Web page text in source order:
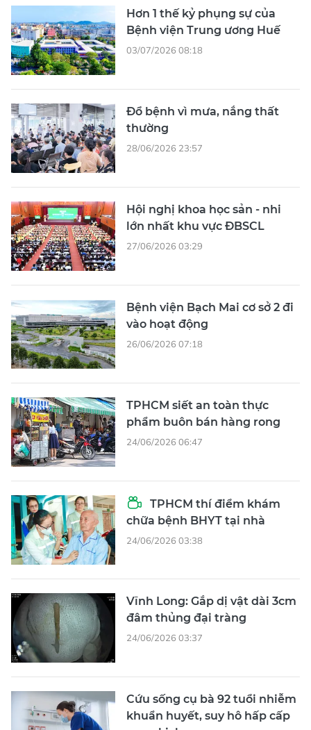
Hơn 1 thế kỷ phụng sự của
Bệnh viện Trung ương Huế
03/07/2026 08:18
Đổ bệnh vì mưa, nắng thất
thường
28/06/2026 23:57
Hội nghị khoa học sản - nhi
lớn nhất khu vực ĐBSCL
27/06/2026 03:29
Bệnh viện Bạch Mai cơ sở 2 đi
vào hoạt động
26/06/2026 07:18
TPHCM siết an toàn thực
phẩm buôn bán hàng rong
24/06/2026 06:47
TPHCM thí điểm khám
chữa bệnh BHYT tại nhà
24/06/2026 03:38
Vĩnh Long: Gắp dị vật dài 3cm
đâm thủng đại tràng
24/06/2026 03:37
Cứu sống cụ bà 92 tuổi nhiễm
khuẩn huyết, suy hô hấp cấp